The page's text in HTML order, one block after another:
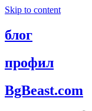
Skip to content
блог
профил
BgBeast.com